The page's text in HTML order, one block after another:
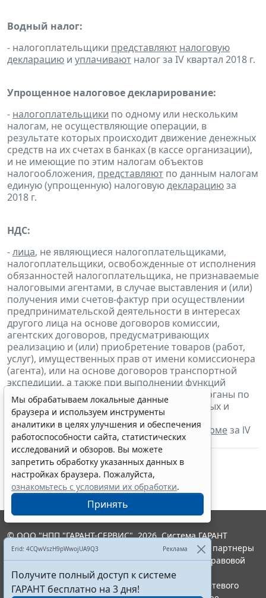
Водный налог:
- налогоплательщики представляют налоговую
декларацию и уплачивают налог за IV квартал 2018 г.
Упрощенное налоговое декларирование:
- налогоплательщики по одному или нескольким
налогам, не осуществляющие операции, в
результате которых происходит движение денежных
средств на их счетах в банках (в кассе организации),
и не имеющие по этим налогам объектов
налогообложения, представляют по данным налогам
единую (упрощенную) налоговуюдекларациюза
2018 г.
НДС:
-лица, не являющиеся налогоплательщиками,
налогоплательщики, освобожденные от исполнения
обязанностей налогоплательщика, не признаваемые
налоговыми агентами, в случае выставления и (или)
получения ими счетов-фактур при осуществлении
предпринимательской деятельности в интересах
другого лица на основе договоров комиссии,
агентских договоров, предусматривающих
реализацию и (или) приобретение товаров (работ,
услуг), имущественных прав от имени комиссионера
(агента), или на основе договоров транспортной
экспедиции, а также при выполнении функций
застройщика
в налоговые органы по
месту своего учета журнал учета полученных и
выставленных счетов-фактур в отношении
указанной деятельностив электронной формеза lV
квартал 2018 г.
Мы обрабатываем локальные данные
браузера и используем инструменты
аналитики в целях улучшения и обеспечения
работоспособности сайта, статистических
исследований и обзоров. Вы можете
запретить обработку указанных данных в
настройках браузера. Пожалуйста,
ознакомьтесь с условиями их обработки.
Принять
Erid: 4CQwVszH9pWwojUA9Q3 Реклама
Получите полный доступ к системе
ГАРАНТ бесплатно на 3 дня!
© ООО "НПП "ГАРАНТ-СЕРВИС", 2026. Система ГАРАНТ
выпускается с 1990 года. Компания "Гарант" и ее партнеры
являются участниками Российской ассоциации правовой
информации ГАРАНТ.
Портал ГАРАНТ.РУ зарегистрирован в качестве сетевого